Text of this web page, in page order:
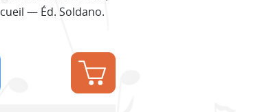
— Éd. Soldano.